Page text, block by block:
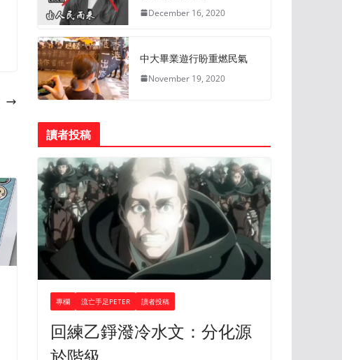
December 16, 2020
中大畢業遊行盼重燃民氣
November 19, 2020
讀者投稿
專欄 流亡手足PETER 讀者投稿
回練乙錚潑冷水文：分化源